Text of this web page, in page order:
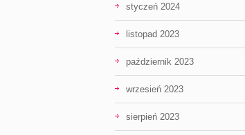
styczeń 2024
listopad 2023
październik 2023
wrzesień 2023
sierpień 2023